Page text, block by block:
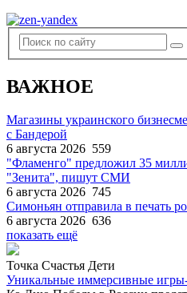
ВАЖНОЕ
Магазины украинского
с Бандерой
6 августа 2026 559
"Фламенго" предложил 35
"Зенита", пишут СМИ
6 августа 2026 745
Симоньян отправила в печать
6 августа 2026 636
показать ещё
Точка Счастья Дети
Уникальные иммерсивные